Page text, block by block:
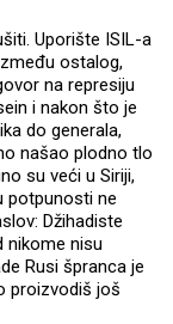
Uporište ISIL-a
ostalog,
na represiju
i nakon što je
do generala,
našao plodno tlo
su veći u Siriji,
potpunosti ne
Džihadiste
nikome nisu
Rusi špranca je
proizvodiš još